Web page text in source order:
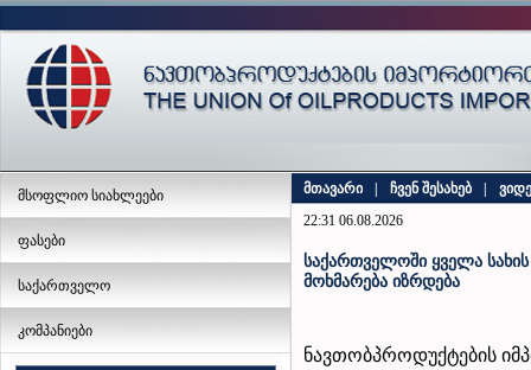
მსოფლიო სიახლეები
ფასები
საქართველო
კომპანიები
მთავარი ჩვენ შესახებ
22:31 06.08.2026
საქართველოში ყველა
მოხმარება იზრდება
ნავთობპროდუქტების